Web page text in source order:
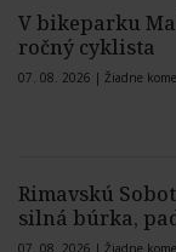
V bikeparku
ročný cyklista
07. 08. 2026 | Žiadne
Rimavskú
silná búrka,